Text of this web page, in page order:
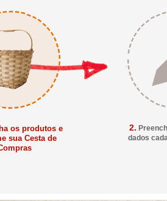
os produtos e
sua Cesta de
2.
dados